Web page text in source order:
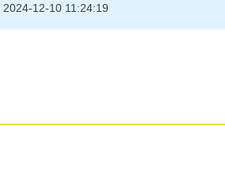
2024-12-10 11:24:19